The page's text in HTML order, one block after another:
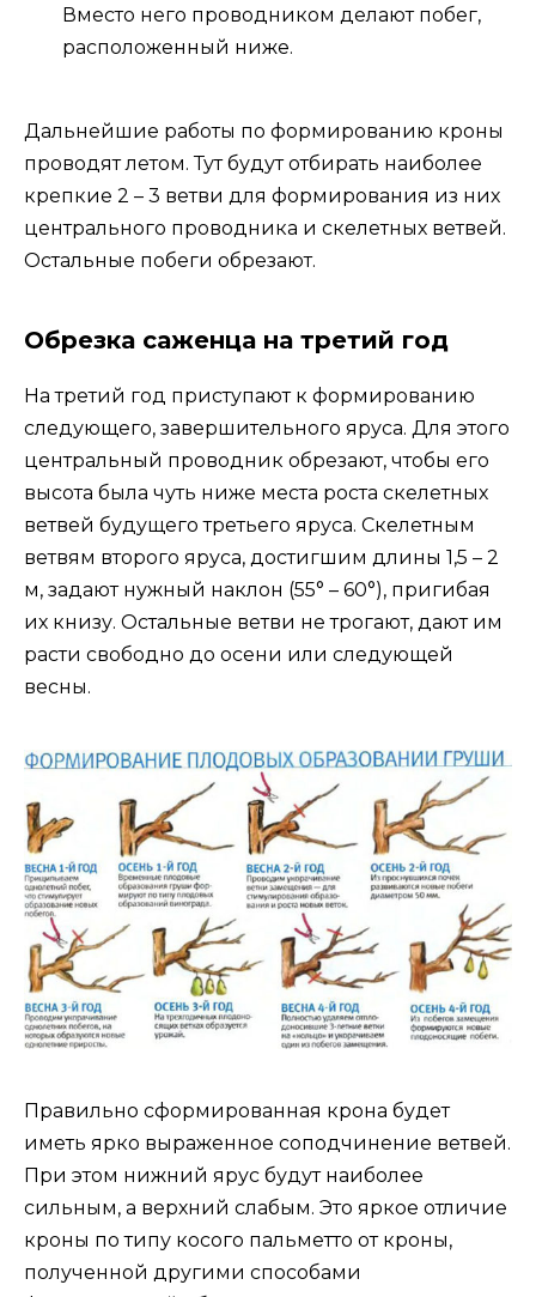
Вместо него проводником делают побег,
расположенный ниже.
Дальнейшие работы по формированию кроны
проводят летом. Тут будут отбирать наиболее
крепкие 2 – 3 ветви для формирования из них
центрального проводника и скелетных ветвей.
Остальные побеги обрезают.
Обрезка саженца на третий год
На третий год приступают к формированию
следующего, завершительного яруса. Для этого
центральный проводник обрезают, чтобы его
высота была чуть ниже места роста скелетных
ветвей будущего третьего яруса. Скелетным
ветвям второго яруса, достигшим длины 1,5 – 2
м, задают нужный наклон (55° – 60°), пригибая
их книзу. Остальные ветви не трогают, дают им
расти свободно до осени или следующей
весны.
Правильно сформированная крона будет
иметь ярко выраженное соподчинение ветвей.
При этом нижний ярус будут наиболее
сильным, а верхний слабым. Это яркое отличие
кроны по типу косого пальметто от кроны,
полученной другими способами